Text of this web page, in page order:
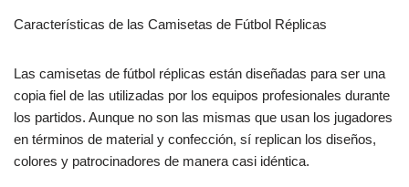
Características de las Camisetas de Fútbol Réplicas
Las camisetas de fútbol réplicas están diseñadas para ser una
copia fiel de las utilizadas por los equipos profesionales durante
los partidos. Aunque no son las mismas que usan los jugadores
en términos de material y confección, sí replican los diseños,
colores y patrocinadores de manera casi idéntica.